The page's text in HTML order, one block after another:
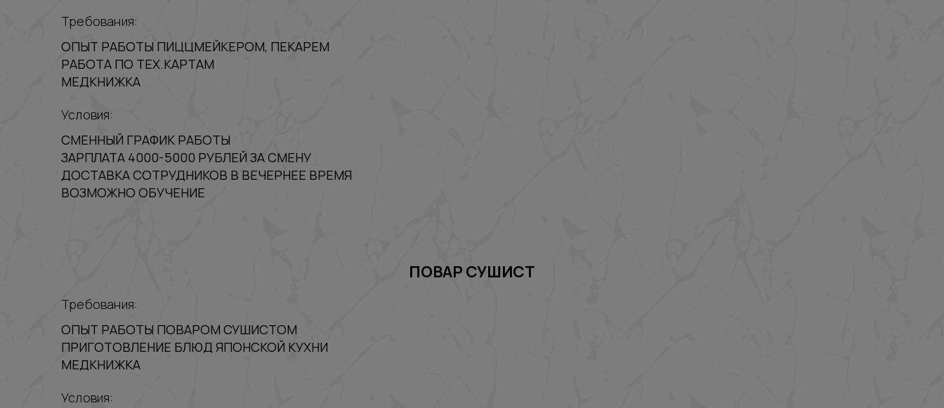
Требования:
ОПЫТ РАБОТЫ ПИЦЦМЕЙКЕРОМ, ПЕКАРЕМ
РАБОТА ПО ТЕХ.КАРТАМ
МЕДКНИЖКА
Условия:
СМЕННЫЙ ГРАФИК РАБОТЫ
ЗАРПЛАТА 4000-5000 РУБЛЕЙ ЗА СМЕНУ
ДОСТАВКА СОТРУДНИКОВ В ВЕЧЕРНЕЕ ВРЕМЯ
ВОЗМОЖНО ОБУЧЕНИЕ
ПОВАР СУШИСТ
Требования:
ОПЫТ РАБОТЫ ПОВАРОМ СУШИСТОМ
ПРИГОТОВЛЕНИЕ БЛЮД ЯПОНСКОЙ КУХНИ
МЕДКНИЖКА
Условия: